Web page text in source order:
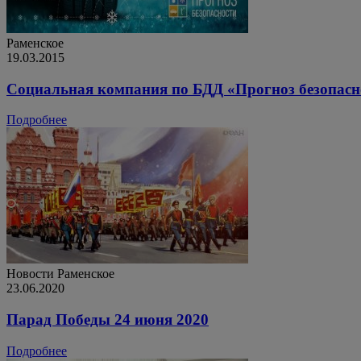
Раменское
19.03.2015
Социальная компания по БДД «Прогноз
Подробнее
Новости Раменское
23.06.2020
Парад Победы 24 июня 2020
Подробнее